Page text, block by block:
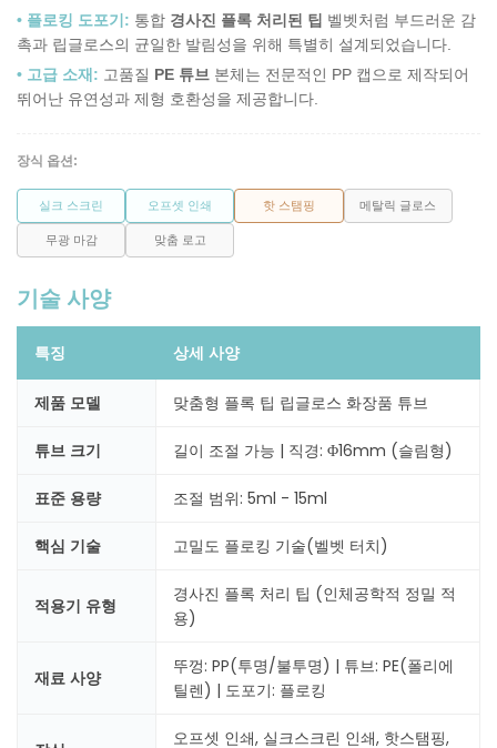
• 플로킹 도포기: 통합 경사진 플록 처리된 팁 벨벳처럼 부드러운 감
촉과 립글로스의 균일한 발림성을 위해 특별히 설계되었습니다.
• 고급 소재: 고품질 PE 튜브 본체는 전문적인 PP 캡으로 제작되어
뛰어난 유연성과 제형 호환성을 제공합니다.
장식 옵션:
실크 스크린 오프셋 인쇄 핫 스탬핑 메탈릭 글로스
무광 마감 맞춤 로고
기술 사양
특징 상세 사양
제품 모델 맞춤형 플록 팁 립글로스 화장품 튜브
튜브 크기 길이 조절 가능 | 직경: Φ16mm (슬림형)
표준 용량 조절 범위: 5ml - 15ml
핵심 기술 고밀도 플로킹 기술(벨벳 터치)
적용기 유형
경사진 플록 처리 팁 (인체공학적 정밀 적
용)
재료 사양
뚜껑: PP(투명/불투명) | 튜브: PE(폴리에
틸렌) | 도포기: 플로킹
오프셋 인쇄, 실크스크린 인쇄, 핫스탬핑,